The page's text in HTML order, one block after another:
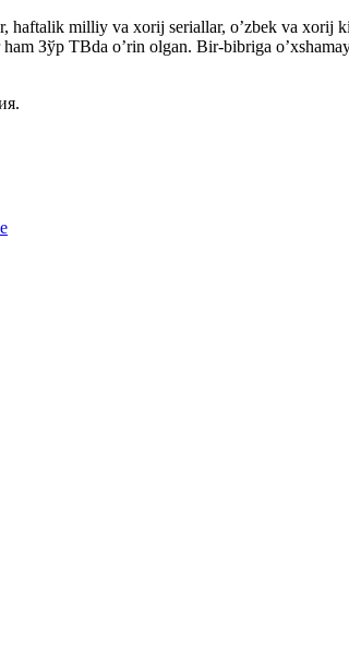
milliy va xorij seriallar, o’zbek va
Зўр ТВda o’rin olgan. Bir-bibriga